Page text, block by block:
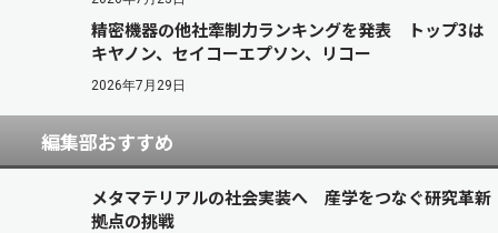
精密機器の他社牽制力ランキングを発表 トップ3は
キヤノン、セイコーエプソン、リコー
2026年7月29日
編集部おすすめ
メタマテリアルの社会実装へ 産学をつなぐ研究革新
拠点の挑戦